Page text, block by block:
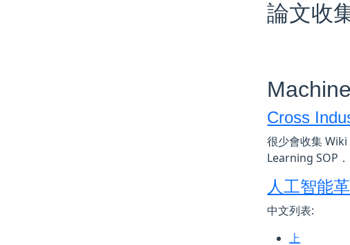
論文收
Cross
很少會收集
Learning SOP．
人工智能
中文列表:
上